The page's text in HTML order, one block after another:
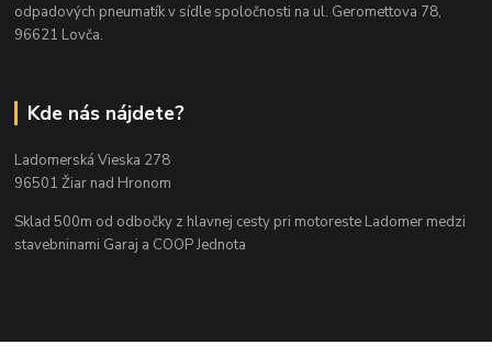
odpadových pneumatík v sídle spoločnosti na ul. Geromettova 78,
96621 Lovča.
Kde nás nájdete?
Ladomerská Vieska 278
96501 Žiar nad Hronom
Sklad 500m od odbočky z hlavnej cesty pri motoreste Ladomer medzi
stavebninami Garaj a COOP Jednota